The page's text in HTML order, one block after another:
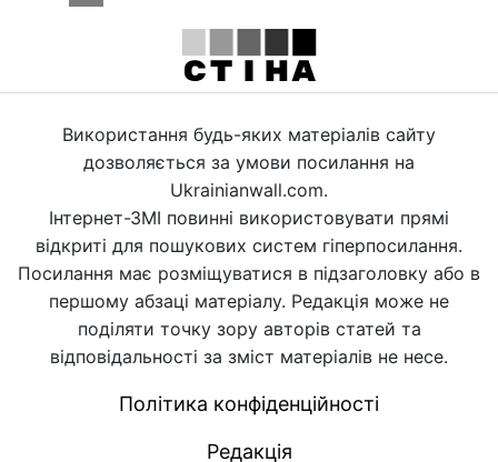
Використання будь-яких матеріалів сайту
дозволяється за умови посилання на
Ukrainianwall.com.
Інтернет-ЗМІ повинні використовувати прямі
відкриті для пошукових систем гіперпосилання.
Посилання має розміщуватися в підзаголовку або в
першому абзаці матеріалу. Редакція може не
поділяти точку зору авторів статей та
відповідальності за зміст матеріалів не несе.
Політика конфіденційності
Редакція